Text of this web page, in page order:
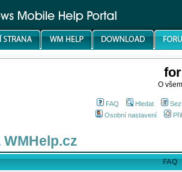
O
FAQ Hledat
Osobní nastavení
FAQ